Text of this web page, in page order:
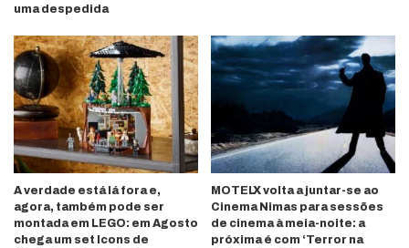
uma despedida
A verdade está lá fora e,
agora, também pode ser
montada em LEGO: em Agosto
chega um set Icons de
MOTELX volta a juntar-se ao
Cinema Nimas para sessões
de cinema à meia-noite: a
próxima é com ‘Terror na